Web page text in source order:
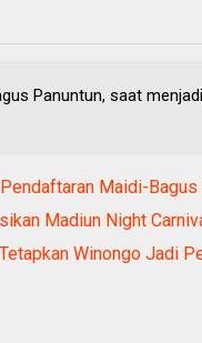
Panuntun, saat
Maidi-Bagus
Madiun Night
Winongo Jadi